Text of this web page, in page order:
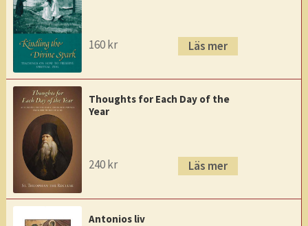
160kr Läs mer
Thoughts for Each Day of the
Year
240kr Läs mer
Antonios liv